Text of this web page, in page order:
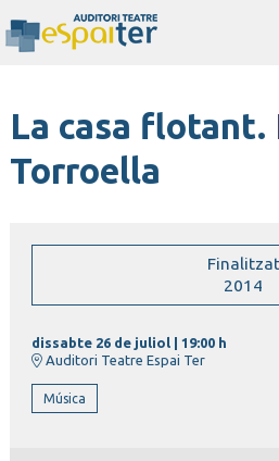
La casa flotant.
Torroella
Finalitzat
2014
dissabte 26 de juliol
19:00 h
Auditori Teatre Espai Ter
Música